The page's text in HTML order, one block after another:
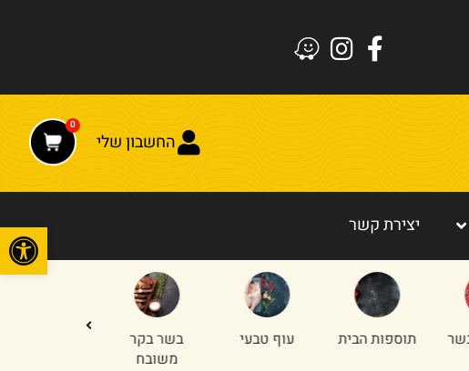
החשבון שלי
0
יצירת קשר
עוף טבעי
בשר בקר
חלקים
אחוריים